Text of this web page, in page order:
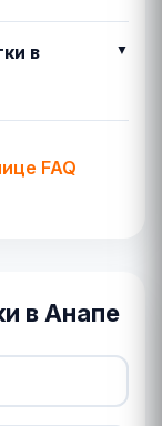
в
FAQ
в Анапе